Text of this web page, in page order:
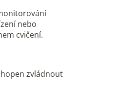
nebo
cvičení.
zvládnout